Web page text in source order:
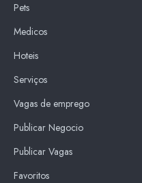
Pets
Medicos
Hoteis
Serviços
Vagas de emprego
Publicar Negocio
Publicar Vagas
Favoritos